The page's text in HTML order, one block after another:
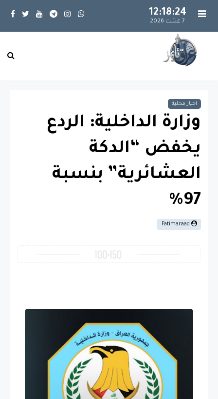
12:18:25
7 غشت 2026
اخبار محلية
وزارة الداخلية: الردع
يخفض “الدكة
العشائرية” بنسبة
97%
Fatimaraad